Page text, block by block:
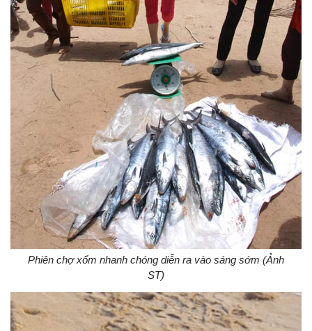
Phiên chợ xổm nhanh chóng diễn ra vào sáng sớm (Ảnh
ST)